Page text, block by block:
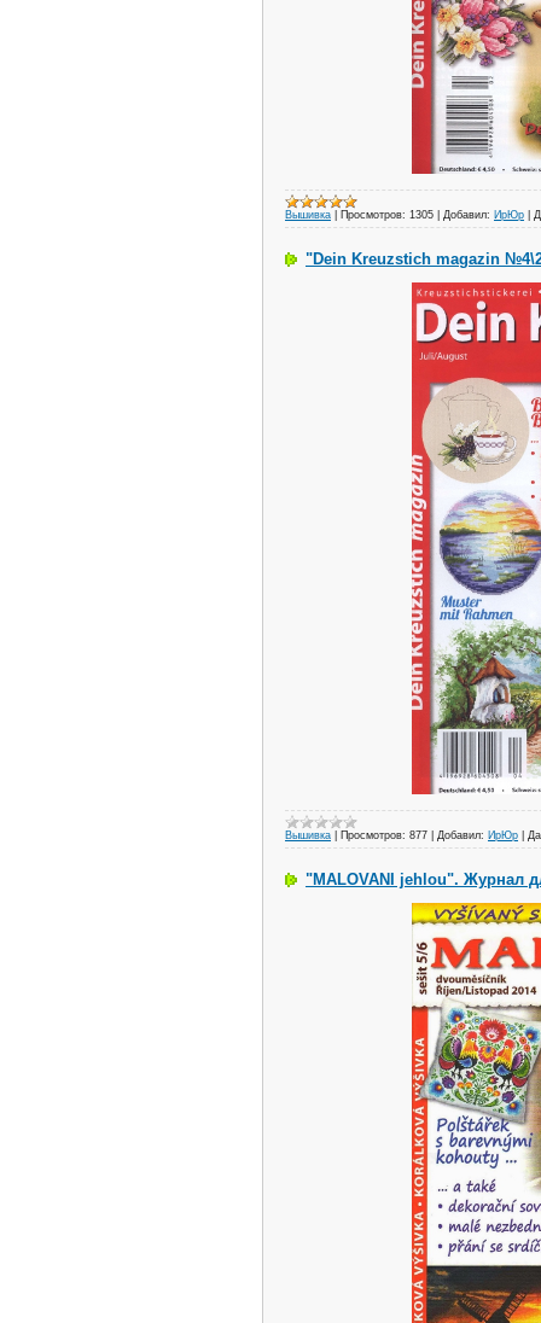
Вышивка Просмотров: 1305 Добавил: ИрЮр
"Dein Kreuzstich magazin
Вышивка Просмотров: 877 Добавил: ИрЮр
"MALOVANI jehlou". Журнал